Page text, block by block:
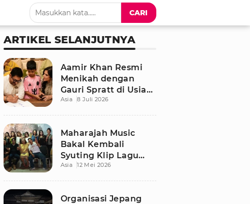
CARI
ARTIKEL SELANJUTNYA
Aamir Khan Resmi
Menikah dengan
Gauri Spratt di Usia
61 Tahun, Momen
Asia 8 Juli 2026
Maharajah Music
Bakal Kembali
Syuting Klip Lagu
Terbaru di Bali
Asia 12 Mei 2026
Organisasi Jepang